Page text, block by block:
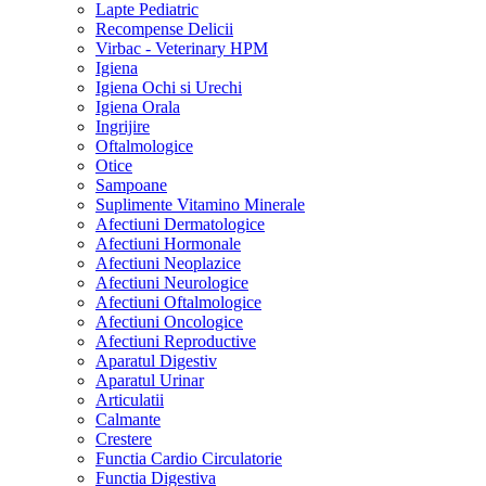
Lapte Pediatric
Recompense Delicii
Virbac - Veterinary HPM
Igiena
Igiena Ochi si Urechi
Igiena Orala
Ingrijire
Oftalmologice
Otice
Sampoane
Suplimente Vitamino Minerale
Afectiuni Dermatologice
Afectiuni Hormonale
Afectiuni Neoplazice
Afectiuni Neurologice
Afectiuni Oftalmologice
Afectiuni Oncologice
Afectiuni Reproductive
Aparatul Digestiv
Aparatul Urinar
Articulatii
Calmante
Crestere
Functia Cardio Circulatorie
Functia Digestiva